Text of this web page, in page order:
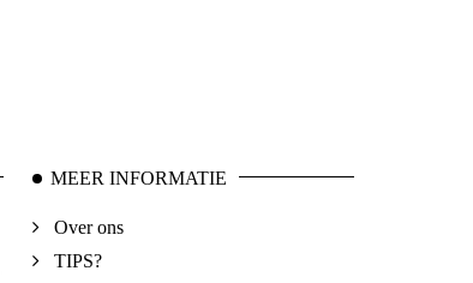
MEER INFORMATIE
Over ons
TIPS?